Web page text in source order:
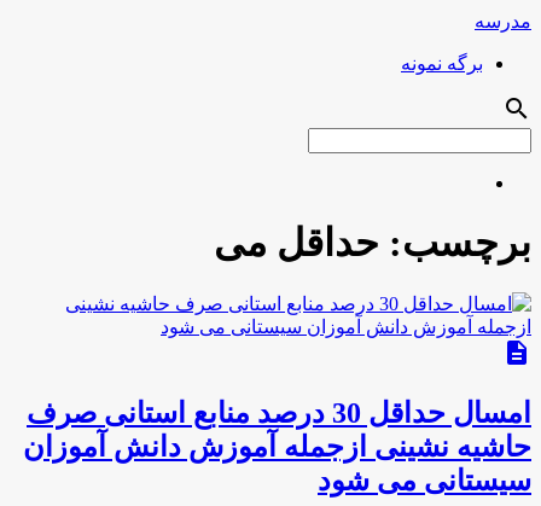
مدرسه
برگه نمونه
search
برچسب: حداقل می
description
امسال حداقل 30 درصد منابع استانی صرف
حاشیه نشینی ازجمله آموزش دانش آموزان
سیستانی می شود